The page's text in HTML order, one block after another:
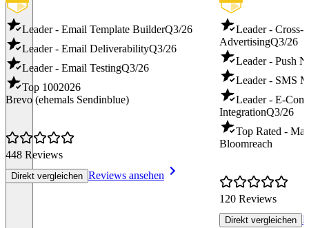
Leader - Email Template BuilderQ3/26
Leader - Email DeliverabilityQ3/26
Leader - Email TestingQ3/26
Top 1002026
Brevo (ehemals Sendinblue)
448 Reviews
Direkt vergleichen Reviews ansehen
Leader - Cross-
AdvertisingQ3/26
Leader - Push
Leader - SMS
Leader - E-
IntegrationQ3/26
Top Rated -
Bloomreach
120 Reviews
Direkt vergleichen